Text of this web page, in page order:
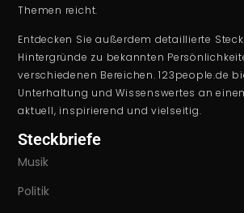
Themen reicht.
Entdecken Sie außerdem detaillierte
Hintergründe zu bekannten
verschiedenen Bereichen. 123people.de
Unterhaltung und Wissenswertes an
aktuell, inspirierend und vielseitig.
Steckbriefe
Musik
Politik